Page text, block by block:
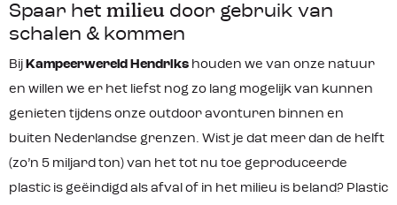
Spaar het milieu door gebruik van
schalen & kommen
Bij Kampeerwereld Hendriks houden we van onze natuur
en willen we er het liefst nog zo lang mogelijk van kunnen
genieten tijdens onze outdoor avonturen binnen en
buiten Nederlandse grenzen. Wist je dat meer dan de helft
(zo’n 5 miljard ton) van het tot nu toe geproduceerde
plastic is geëindigd als afval of in het milieu is beland? Plastic